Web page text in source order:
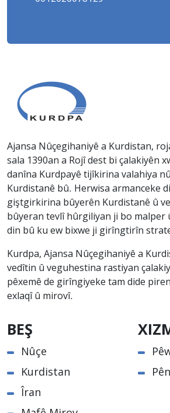
Ajansa Nûçegihaniyê a Kurdistan,
sala 1390an a Rojî dest bi çalakiyên
danîna Kurdpayê tijîkirina valahiya
Kurdistanê bû. Herwisa armanceke
giştgirkirina bûyerên Kurdistanê û
bûyeran tevlî hûrgiliyan ji bo malper
din bû ku ew bixwe ji girîngtirîn
Kurdpa, Ajansa Nûçegihaniyê a
vedîtin û veguhestina rastiyan
pêxemê de girîngiyeke tam dide
exlaqî û mirovî.
BEŞ
Nûçe
Kurdistan
Îran